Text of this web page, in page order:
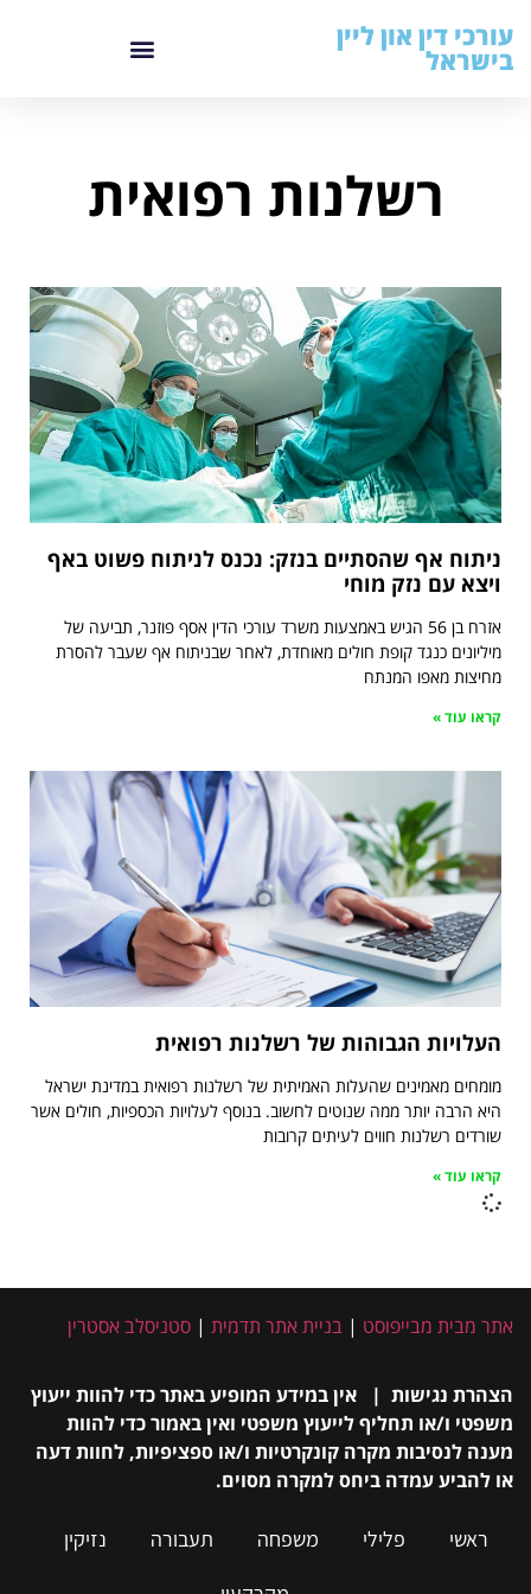
עורכי דין און ליין
בישראל
רשלנות רפואית
ניתוח אף שהסתיים בנזק: נכנס לניתוח פשוט באף
ויצא עם נזק מוחי
אזרח בן 56 הגיש באמצעות משרד עורכי הדין אסף פוזנר, תביעה של
מיליונים כנגד קופת חולים מאוחדת, לאחר שבניתוח אף שעבר להסרת
מחיצות מאפו המנתח
קראו עוד »
העלויות הגבוהות של רשלנות רפואית
מומחים מאמינים שהעלות האמיתית של רשלנות רפואית במדינת ישראל
היא הרבה יותר ממה שנוטים לחשוב. בנוסף לעלויות הכספיות, חולים אשר
שורדים רשלנות חווים לעיתים קרובות
קראו עוד »
אתר מבית מבייפוסט | בניית אתר תדמית | סטניסלב אסטרין
הצהרת נגישות | אין במידע המופיע באתר כדי להוות ייעוץ
משפטי ו/או תחליף לייעוץ משפטי ואין באמור כדי להוות
מענה לנסיבות מקרה קונקרטיות ו/או ספציפיות, לחוות דעה
או להביע עמדה ביחס למקרה מסוים.
ראשי פלילי משפחה תעבורה
נזיקין